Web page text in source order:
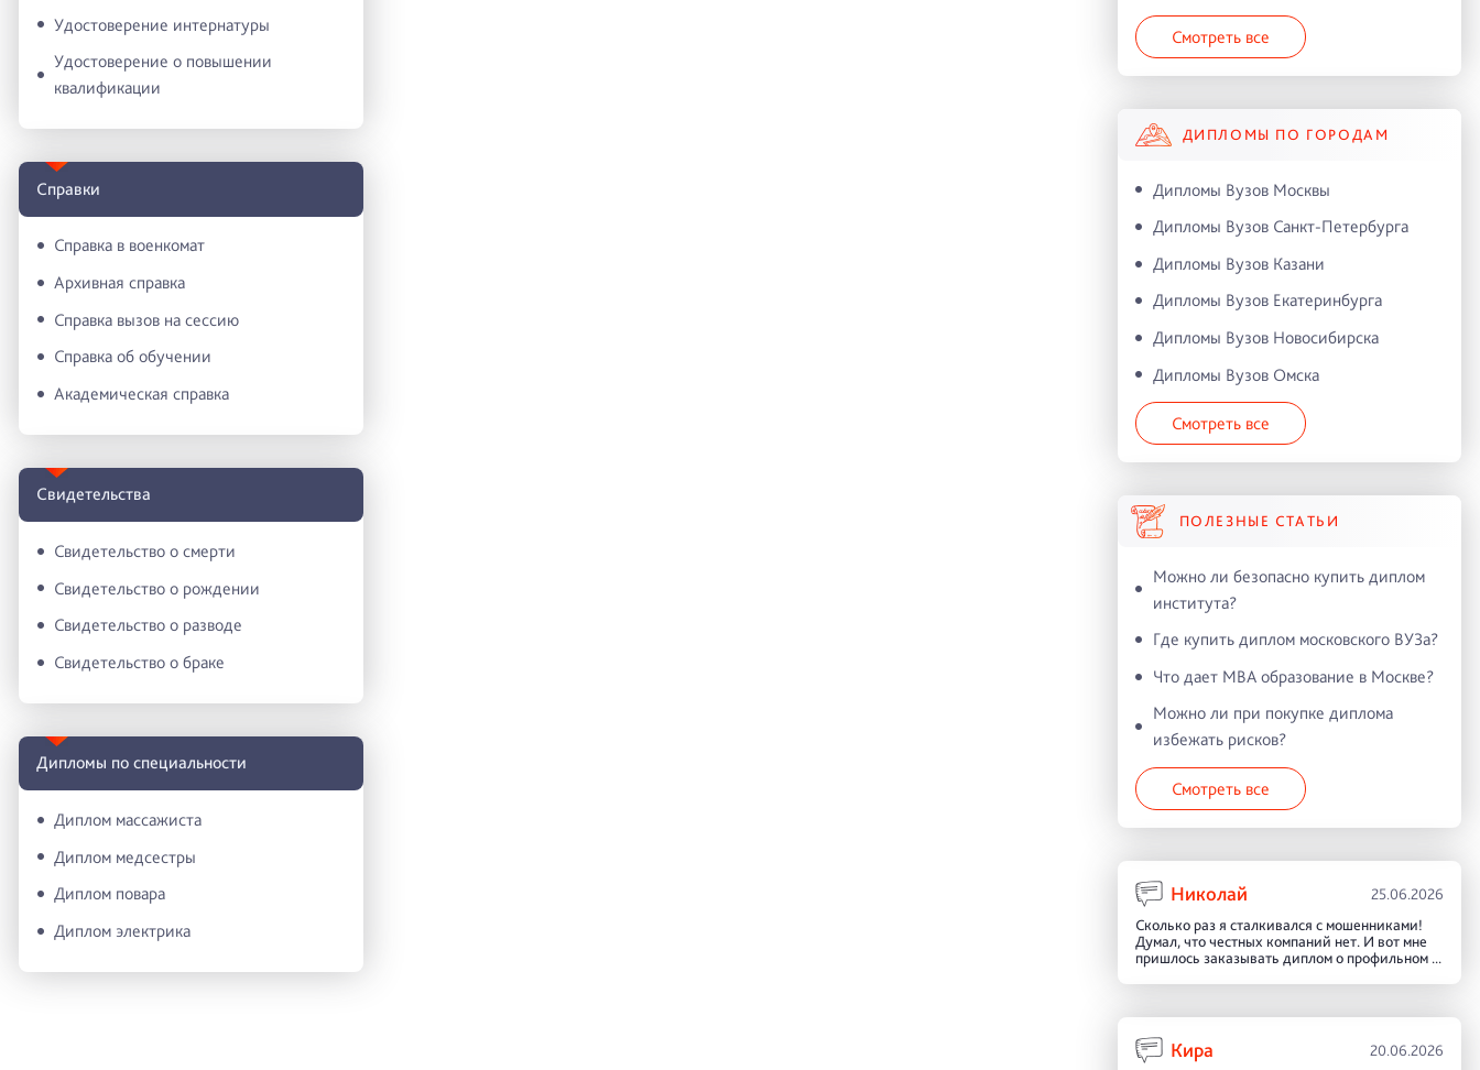
Удостоверение интернатуры
Удостоверение о повышении
квалификации
Справки
Справка в военкомат
Архивная справка
Справка вызов на сессию
Справка об обучении
Академическая справка
Свидетельства
Свидетельство о смерти
Свидетельство о рождении
Свидетельство о разводе
Свидетельство о браке
Дипломы по специальности
Диплом массажиста
Диплом медсестры
Диплом повара
Диплом электрика
Смотреть все
ДИПЛОМЫ ПО ГОРОДАМ
Дипломы Вузов Москвы
Дипломы Вузов Санкт-Петербурга
Дипломы Вузов Казани
Дипломы Вузов Екатеринбурга
Дипломы Вузов Новосибирска
Дипломы Вузов Омска
Смотреть все
ПОЛЕЗНЫЕ СТАТЬИ
Можно ли безопасно купить диплом
института?
Где купить диплом московского ВУЗа?
Что дает MBA образование в Москве?
Можно ли при покупке диплома
избежать рисков?
Смотреть все
Николай 25.06.2026
Сколько раз я сталкивался с мошенниками!
Думал, что честных компаний нет. И вот мне
пришлось заказывать диплом о профильном ...
Кира 20.06.2026